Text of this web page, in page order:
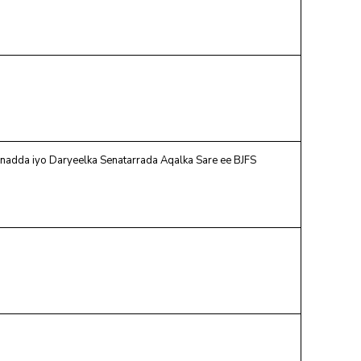
iyo Daryeelka Senatarrada ‎Aqalka Sare ee BJFS